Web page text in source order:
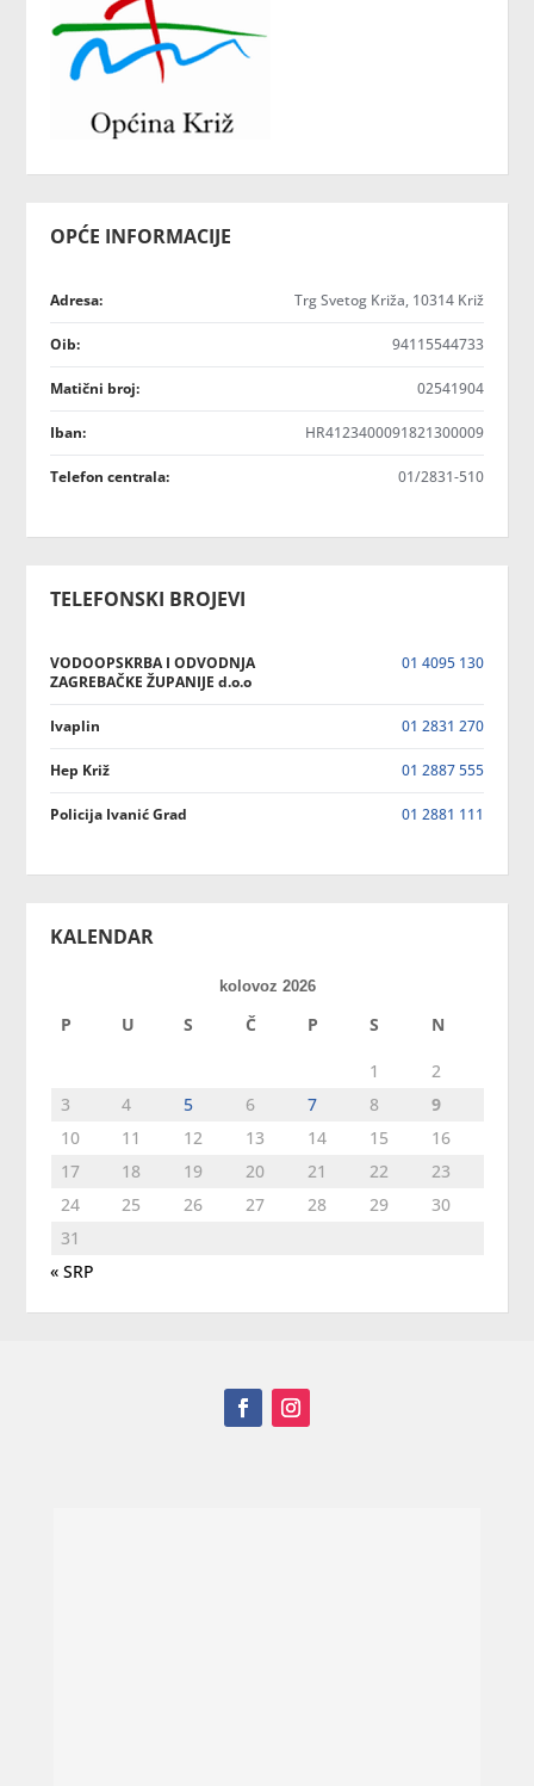
OPĆE INFORMACIJE
Adresa: Trg Svetog Križa, 10314 Križ
Oib: 94115544733
Matični broj: 02541904
Iban: HR4123400091821300009
Telefon centrala: 01/2831-510
TELEFONSKI BROJEVI
VODOOPSKRBA I ODVODNJA
ZAGREBAČKE ŽUPANIJE d.o.o
01 4095 130
Ivaplin 01 2831 270
Hep Križ 01 2887 555
Policija Ivanić Grad 01 2881 111
KALENDAR
kolovoz 2026
P U S Č P S N
1
2
3
4 5 6 7 8
9
10
11 12 13 14 15
16
17
18 19 20 21 22
23
24
25 26 27 28 29
30
31
« SRP